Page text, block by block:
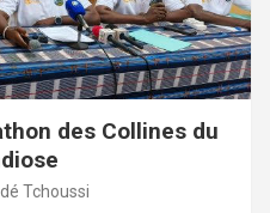
des Collines du
Tchoussi